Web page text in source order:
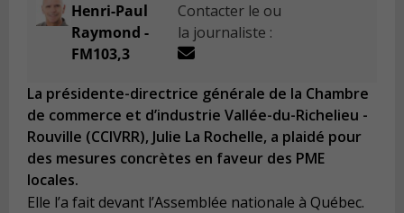
Henri-Paul
Raymond -
FM103,3
Contacter le ou
la journaliste :
La présidente-directrice générale de la Chambre
de commerce et d’industrie Vallée-du-Richelieu -
Rouville (CCIVRR), Julie La Rochelle, a plaidé pour
des mesures concrètes en faveur des PME
locales.
Elle l’a fait devant l’Assemblée nationale à Québec.